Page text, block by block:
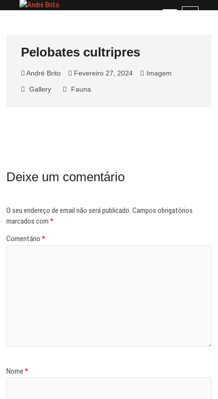
André Brito
PERFIL PROFISSIONAL
M
Pelobates cultripres
André Brito Fevereiro 27, 2024 Imagem
Gallery Fauna
Deixe um comentário
O seu endereço de email não será publicado. Campos obrigatórios
marcados com*
Comentário*
Nome*